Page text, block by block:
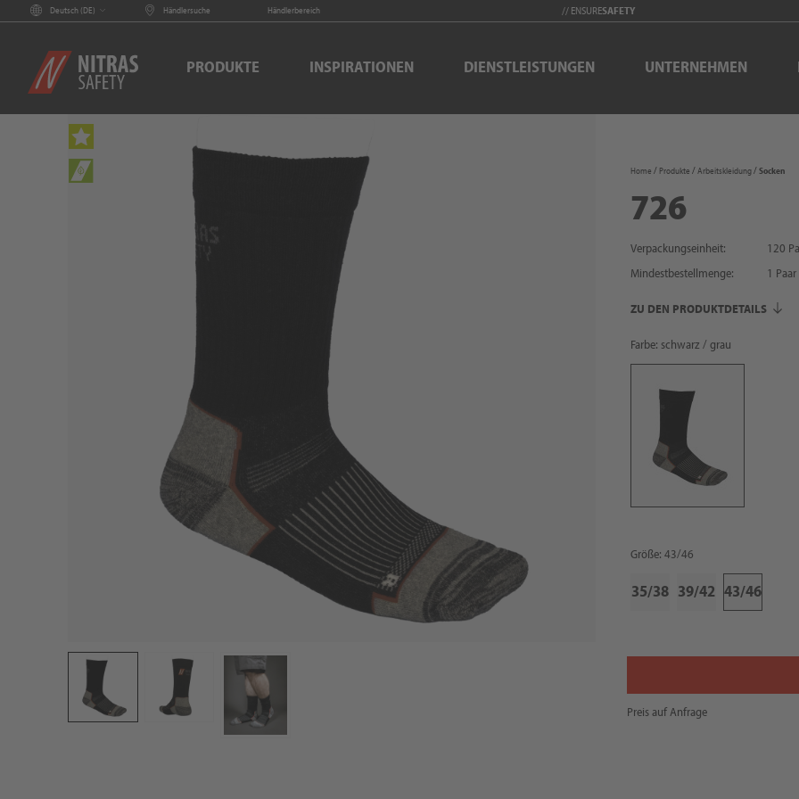
Deutsch (DE) Händlersuche Händlerbereich // ENSURESAFETY
PRODUKTE INSPIRATIONEN DIENSTLEISTUNGEN UNTERNEHMEN
Home Produkte Arbeitskleidung Socken
726
Verpackungseinheit:
120
Mindestbestellmenge:
1 Paar
ZU DEN PRODUKTDETAILS
Farbe: schwarz / grau
Größe: 43/46
35/38 39/42 43/46
Preis auf Anfrage